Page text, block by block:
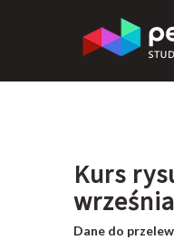
Kurs
Dane do